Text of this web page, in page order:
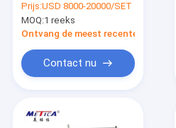
Automatisch vullen
afdekken
Prijs:USD 8000-20000/SET
MOQ:1 reeks
Ontvang de meest recente Prijs
Contact nu